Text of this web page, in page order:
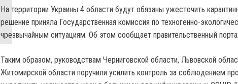
На территории Украины 4 области будут обязаны ужесточить
решение приняла Государственная комиссия по техногенно-
чрезвычайным ситуациям. Об этом сообщает правительственный
Таким образом, руководствам Черниговской области, Львовской
Житомирской области поручили усилить контроль за соблюдением